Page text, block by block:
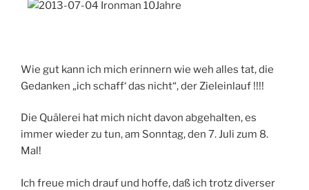
Wie gut kann ich mich erinnern wie weh alles tat, die
Gedanken „ich schaff‘ das nicht“, der Zieleinlauf !!!!
Die Quälerei hat mich nicht davon abgehalten, es
immer wieder zu tun, am Sonntag, den 7. Juli zum 8.
Mal!
Ich freue mich drauf und hoffe, daß ich trotz diverser